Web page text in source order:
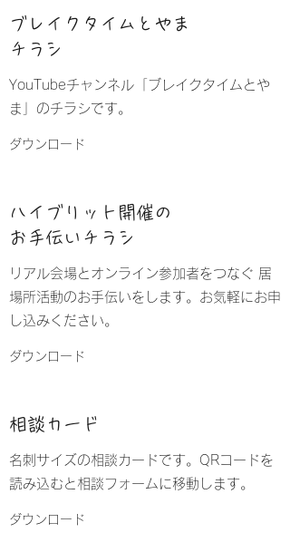
ブレイクタイムとやま
チラシ
​​YouTubeチャンネル「ブレイクタイムとや
ま」のチラシです。
ダウンロード
ハイブリット開催の
お手伝いチラシ
リアル会場とオンライン参加者をつなぐ 居
場所活動のお手伝いをします。お気軽にお申
し込みください。
ダウンロード
​​相談カード
​​名刺サイズの相談カードです。QRコードを
読み込むと相談フォームに移動します。
ダウンロード